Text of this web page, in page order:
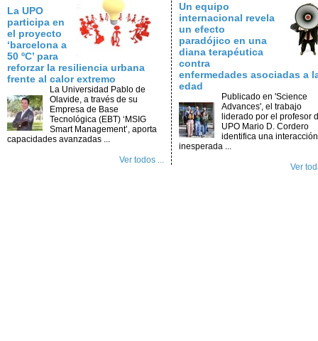
La UPO
participa en
el proyecto
‘barcelona a
50 ºC’ para
reforzar la resiliencia urbana
frente al calor extremo
La Universidad Pablo de
Olavide, a través de su
Empresa de Base
Tecnológica (EBT) ‘MSIG
Smart Management’, aporta
capacidades avanzadas ...
Ver todos ...
Un equipo
internacional revela
un efecto
paradójico en una
diana terapéutica
contra
enfermedades asociadas a
edad
Publicado en 'Science
Advances', el trabajo
liderado por el profesor
UPO Mario D. Cordero
identifica una interacción
inesperada ...
Ver